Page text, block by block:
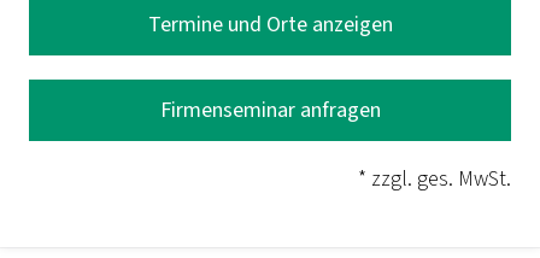
Termine und Orte anzeigen
Firmenseminar anfragen
* zzgl. ges. MwSt.